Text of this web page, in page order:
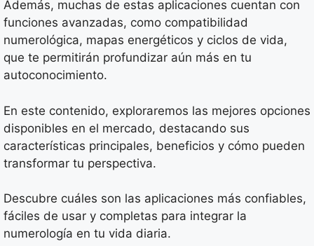
Además, muchas de estas aplicaciones cuentan con
funciones avanzadas, como compatibilidad
numerológica, mapas energéticos y ciclos de vida,
que te permitirán profundizar aún más en tu
autoconocimiento.
En este contenido, exploraremos las mejores opciones
disponibles en el mercado, destacando sus
características principales, beneficios y cómo pueden
transformar tu perspectiva.
Descubre cuáles son las aplicaciones más confiables,
fáciles de usar y completas para integrar la
numerología en tu vida diaria.